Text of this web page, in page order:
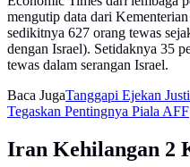
mengutip data dari
sedikitnya 627 orang tewas
dengan Israel). Setidaknya 35
tewas dalam serangan Israel.
Baca JugaTanggapi Ejekan
Tegaskan Pentingnya Piala AFF
Iran Kehilangan 2